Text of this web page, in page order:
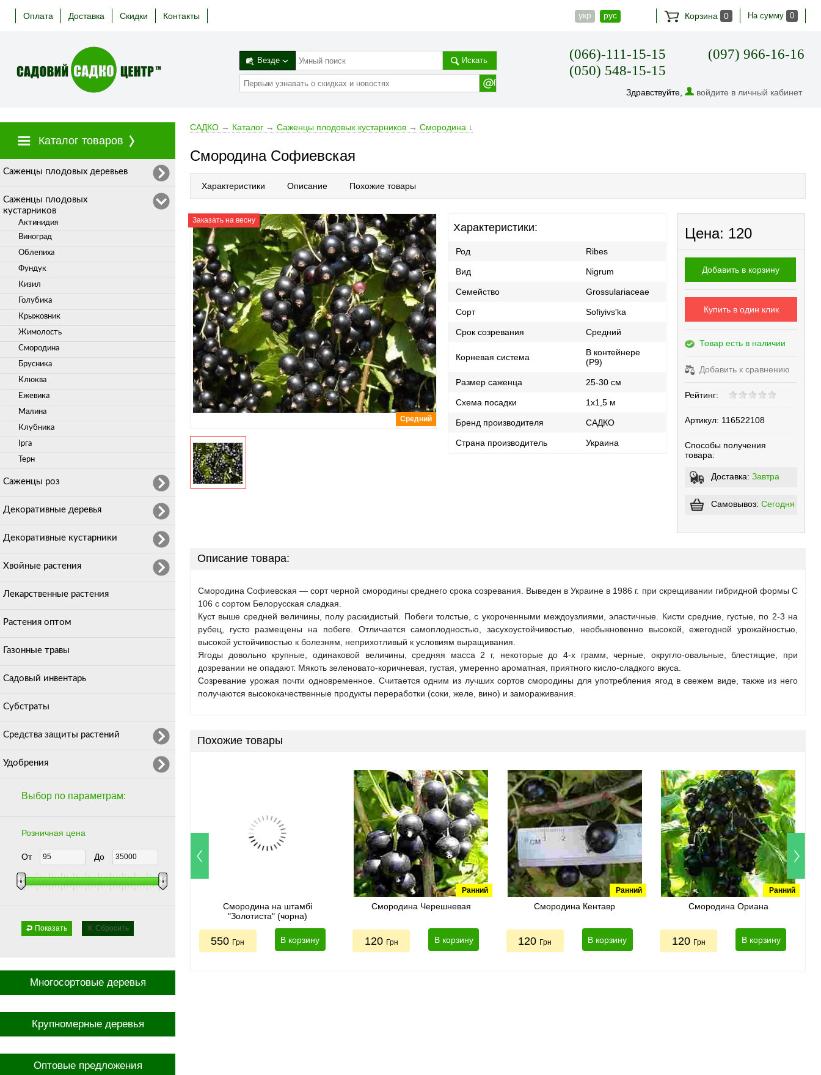
Оплата Доставка Скидки Контакты укр рус Корзина 0 На сумму 0
Везде Искать
(066)-111-15-15
(050) 548-15-15
(097) 966-16-16
Здравствуйте, войдите в личный кабинет
Каталог товаров
Cаженцы плодовых деревьев
Саженцы плодовых
кустарников
Актинидия
Виноград
Облепиха
Фундук
Кизил
Голубика
Крыжовник
Жимолость
Смородина
Брусника
Клюква
Ежевика
Малина
Клубника
Ірга
Терн
Саженцы роз
Декоративные деревья
Декоративные кустарники
Хвойные растения
Лекарственные растения
Растения оптом
Газонные травы
Садовый инвентарь
Субстраты
Средства защиты растений
Удобрения
Многосортовые деревья
Крупномерные деревья
Оптовые предложения
Выбор по параметрам:
Розничная цена
От До
Показать Сбросить
САДКО → Каталог → Саженцы плодовых кустарников → Смородина ↓
Смородина Софиевская
Характеристики Описание Похожие товары
Заказать на весну
Средний
Характеристики:
Род Ribes
Вид Nigrum
Семейство Grossulariaceae
Сорт Sofiyivsʹka
Срок созревания Средний
Корневая система
В контейнере
(Р9)
Размер саженца 25-30 см
Схема посадки 1х1,5 м
Бренд производителя САДКО
Страна производитель Украина
Цена: 120
Добавить в корзину
Купить в один клик
Товар есть в наличии
Добавить к сравнению
Рейтинг:
Артикул: 116522108
Способы получения
товара:
Доставка: Завтра
Самовывоз: Сегодня
Описание товара:
Смородина Софиевская — сорт черной смородины среднего срока созревания. Выведен в Украине в 1986 г. при скрещивании гибридной формы С
106 с сортом Белорусская сладкая.
Куст выше средней величины, полу раскидистый. Побеги толстые, с укороченными междоузлиями, эластичные. Кисти средние, густые, по 2-3 на
рубец, густо размещены на побеге. Отличается самоплодностью, засухоустойчивостью, необыкновенно высокой, ежегодной урожайностью,
высокой устойчивостью к болезням, неприхотливый к условиям выращивания.
Ягоды довольно крупные, одинаковой величины, средняя масса 2 г, некоторые до 4-х грамм, черные, округло-овальные, блестящие, при
дозревании не опадают. Мякоть зеленовато-коричневая, густая, умеренно ароматная, приятного кисло-сладкого вкуса.
Созревание урожая почти одновременное. Считается одним из лучших сортов смородины для употребления ягод в свежем виде, также из него
получаются высококачественные продукты переработки (соки, желе, вино) и замораживания.
Похожие товары
Смородина на штамбі
"Золотиста" (чорна)
550 Грн В корзину
Ранний
Смородина Черешневая
120 Грн В корзину
Ранний
Смородина Кентавр
120 Грн В корзину
Ранний
Смородина Ориана
120 Грн В корзину